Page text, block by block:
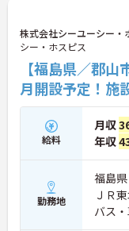
株式会社シーユーシー・
シー・ホスピス
【福島県／郡
月開設予定！施
給料
月収
年収
勤務地
福島
ＪＲ
バス